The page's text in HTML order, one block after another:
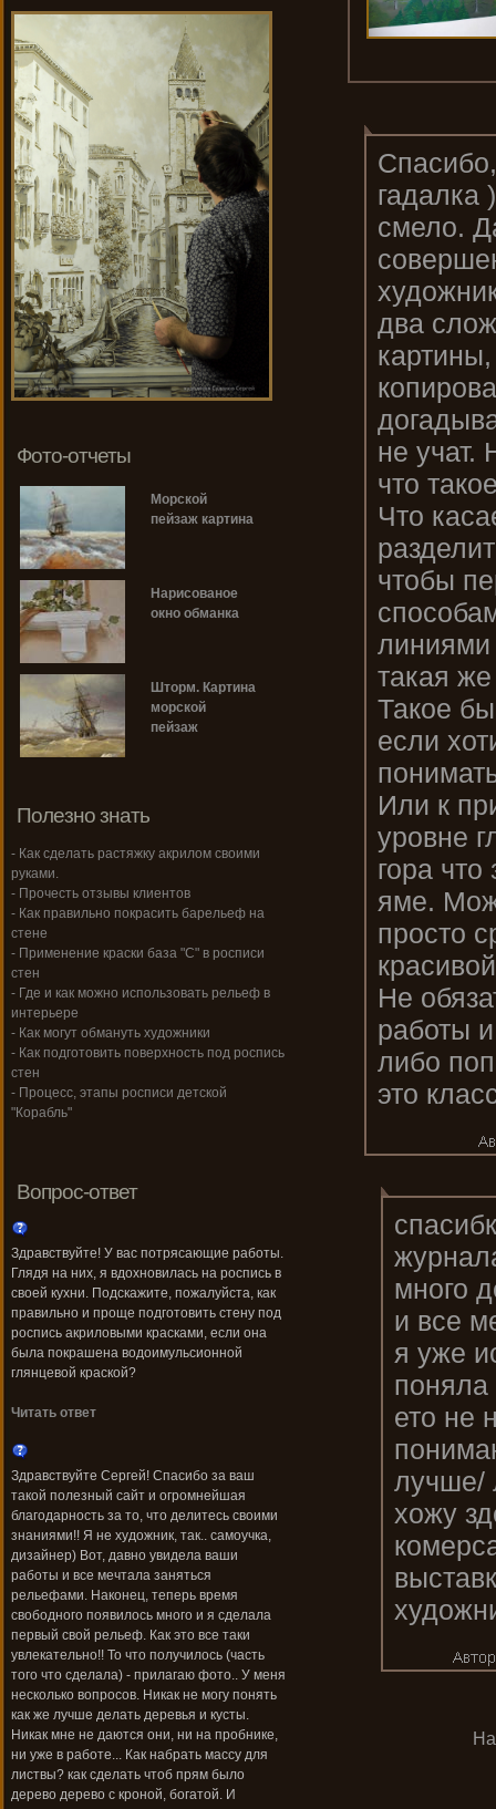
гадалка
смело.
два
не учат.
что
Что
чтобы
линиями
такая
Такое
если
Или к
уровне
гора
яме.
просто
Не
работы
либо
это
много
и все
я уже
поняла
ето не
лучше/
хожу
Фото-отчеты
Морской
пейзаж картина
Нарисованое
окно обманка
Шторм. Картина
морской
пейзаж
Полезно знать
- Как сделать растяжку акрилом своими
руками.
- Прочесть отзывы клиентов
- Как правильно покрасить барельеф на
стене
- Применение краски база "С" в росписи
стен
- Где и как можно использовать рельеф в
интерьере
- Как могут обмануть художники
- Как подготовить поверхность под роспись
стен
- Процесс, этапы росписи детской
"Корабль"
Вопрос-ответ
Здравствуйте! У вас потрясающие работы.
Глядя на них, я вдохновилась на роспись в
своей кухни. Подскажите, пожалуйста, как
правильно и проще подготовить стену под
роспись акриловыми красками, если она
была покрашена водоимульсионной
глянцевой краской?
Читать ответ
Здравствуйте Сергей! Спасибо за ваш
такой полезный сайт и огромнейшая
благодарность за то, что делитесь своими
знаниями!! Я не художник, так.. самоучка,
дизайнер) Вот, давно увидела ваши
работы и все мечтала заняться
рельефами. Наконец, теперь время
свободного появилось много и я сделала
первый свой рельеф. Как это все таки
увлекательно!! То что получилось (часть
того что сделала) - прилагаю фото.. У меня
несколько вопросов. Никак не могу понять
как же лучше делать деревья и кусты.
Никак мне не даются они, ни на пробнике,
ни уже в работе... Как набрать массу для
листвы? как сделать чтоб прям было
дерево дерево с кроной, богатой. И